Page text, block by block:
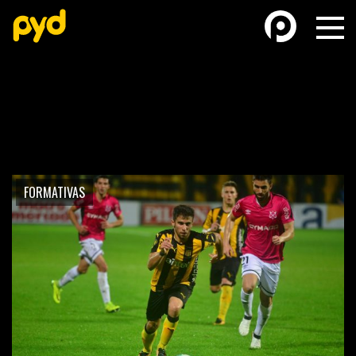
FUTSAL FUTSAL FEMENINO
FORMATIVAS